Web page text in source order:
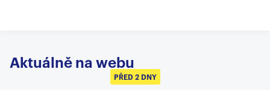
Aktuálně na webu
PŘED 2 DNY